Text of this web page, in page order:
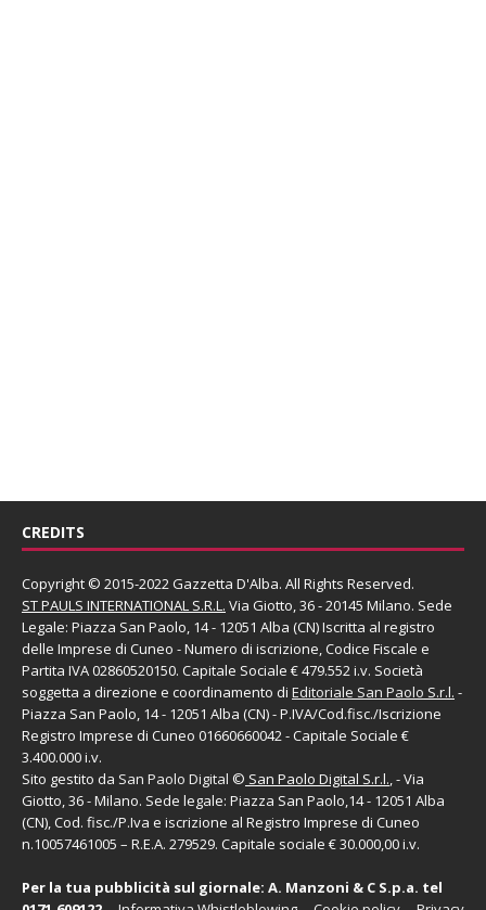
CREDITS
Copyright © 2015-2022 Gazzetta D'Alba. All Rights Reserved.
ST PAULS INTERNATIONAL S.R.L. Via Giotto, 36 - 20145 Milano. Sede
Legale: Piazza San Paolo, 14 - 12051 Alba (CN) Iscritta al registro
delle Imprese di Cuneo - Numero di iscrizione, Codice Fiscale e
Partita IVA 02860520150. Capitale Sociale € 479.552 i.v. Società
soggetta a direzione e coordinamento di Editoriale San Paolo S.r.l. -
Piazza San Paolo, 14 - 12051 Alba (CN) - P.IVA/Cod.fisc./Iscrizione
Registro Imprese di Cuneo 01660660042 - Capitale Sociale €
3.400.000 i.v.
Sito gestito da San Paolo Digital © San Paolo Digital S.r.l., - Via
Giotto, 36 - Milano. Sede legale: Piazza San Paolo,14 - 12051 Alba
(CN), Cod. fisc./P.Iva e iscrizione al Registro Imprese di Cuneo
n.10057461005 – R.E.A. 279529. Capitale sociale € 30.000,00 i.v.
Per la tua pubblicità sul giornale: A. Manzoni & C S.p.a. tel